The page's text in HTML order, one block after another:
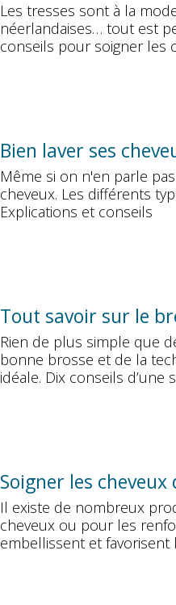
Les tresses sont à la
néerlandaises… tout est
conseils pour soigner les
Bien laver ses
Même si on n'en parle
cheveux. Les différents
Explications et conseils
Tout savoir sur le
Rien de plus simple que
bonne brosse et de la
idéale. Dix conseils d’une
Soigner les cheveux
Il existe de nombreux
cheveux ou pour les
embellissent et favorisent